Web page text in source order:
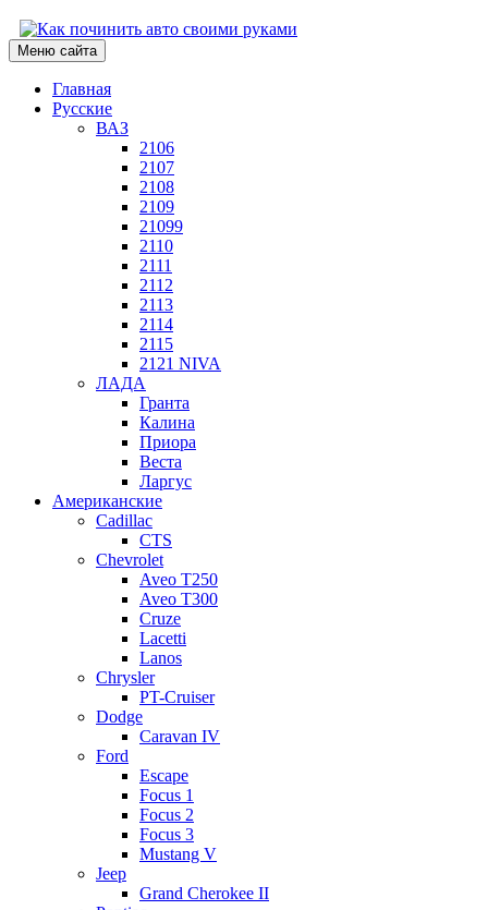
Меню сайта
Главная
Русские
ВАЗ
2106
2107
2108
2109
21099
2110
2111
2112
2113
2114
2115
2121 NIVA
ЛАДА
Гранта
Калина
Приора
Веста
Ларгус
Американские
Cadillac
CTS
Chevrolet
Aveo Т250
Aveo T300
Cruze
Lacetti
Lanos
Chrysler
PT-Cruiser
Dodge
Caravan IV
Ford
Escape
Focus 1
Focus 2
Focus 3
Mustang V
Jeep
Grand Cherokee II